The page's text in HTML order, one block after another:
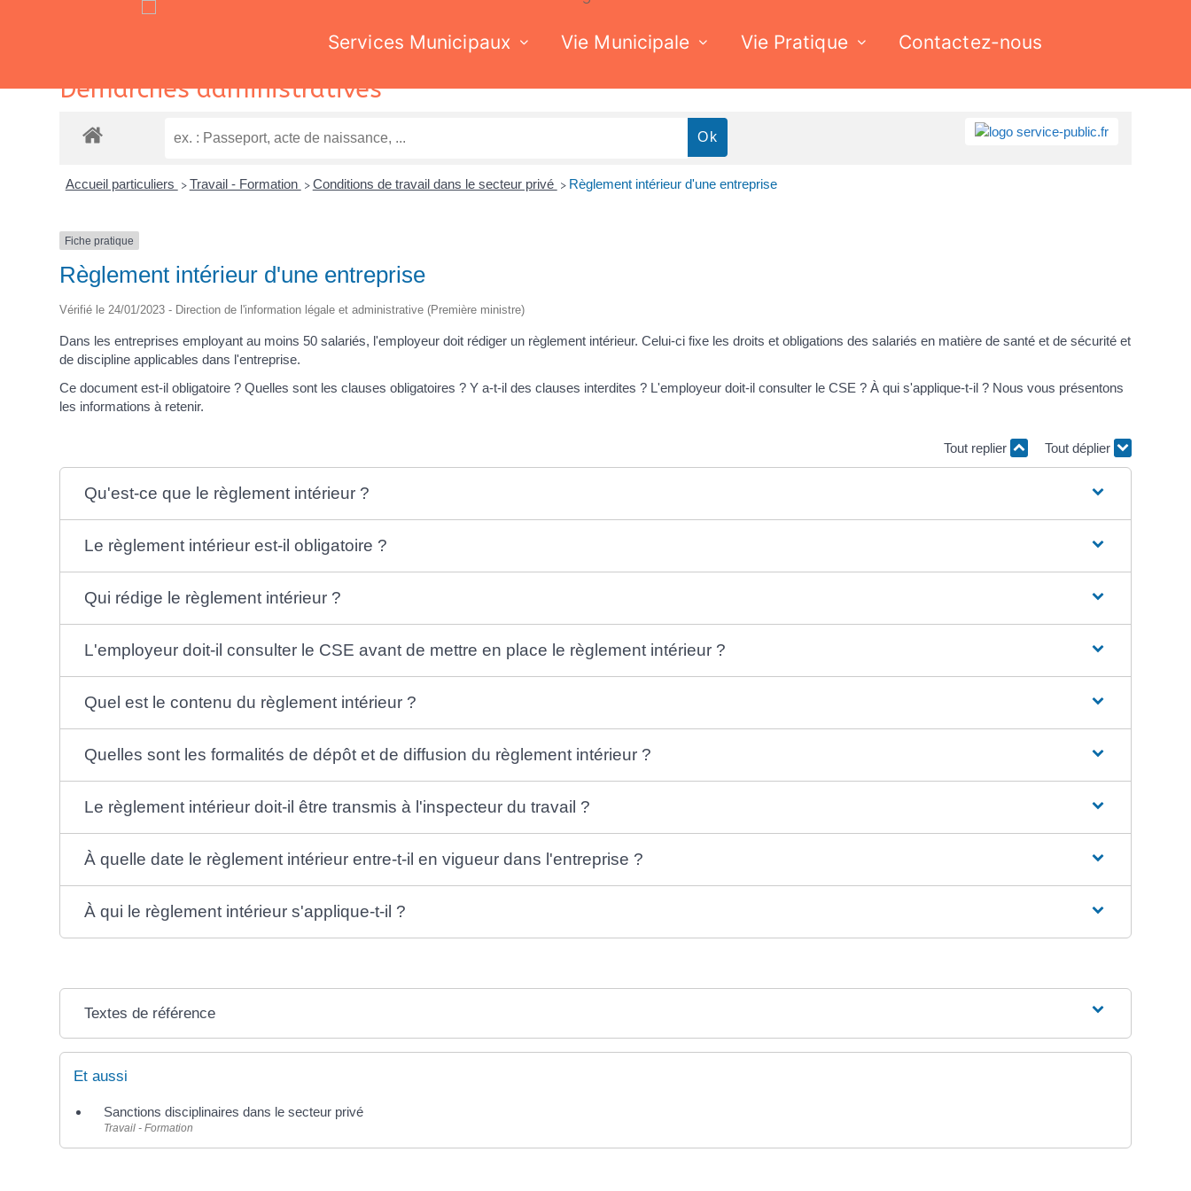
Services Municipaux Vie Municipale Vie Pratique Contactez-nous
Démarches administratives
Accueil particuliers > Travail - Formation > Conditions de travail dans le secteur privé > Règlement intérieur d'une entreprise
Fiche pratique
Règlement intérieur d'une entreprise
Vérifié le 24/01/2023 - Direction de l'information légale et administrative (Première ministre)
Dans les entreprises employant au moins 50 salariés, l'employeur doit rédiger un règlement intérieur. Celui-ci fixe les droits et obligations des salariés en matière de santé et de sécurité et
de discipline applicables dans l'entreprise.
Ce document est-il obligatoire ? Quelles sont les clauses obligatoires ? Y a-t-il des clauses interdites ? L'employeur doit-il consulter le CSE ? À qui s'applique-t-il ? Nous vous présentons
les informations à retenir.
Tout replier Tout déplier
Qu'est-ce que le règlement intérieur ?
Le règlement intérieur est-il obligatoire ?
Qui rédige le règlement intérieur ?
L'employeur doit-il consulter le CSE avant de mettre en place le règlement intérieur ?
Quel est le contenu du règlement intérieur ?
Quelles sont les formalités de dépôt et de diffusion du règlement intérieur ?
Le règlement intérieur doit-il être transmis à l'inspecteur du travail ?
À quelle date le règlement intérieur entre-t-il en vigueur dans l'entreprise ?
À qui le règlement intérieur s'applique-t-il ?
Textes de référence
Et aussi
Sanctions disciplinaires dans le secteur privé
Travail - Formation